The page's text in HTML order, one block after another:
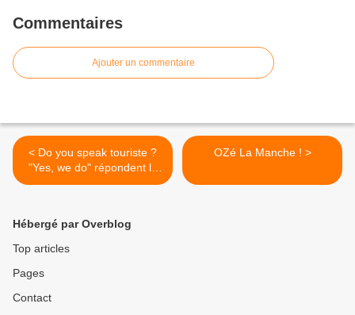
Commentaires
Ajouter un commentaire
< Do you speak touriste ?
"Yes, we do" répondent le
CRT IdF et la CCI Paris IdF
OZé La Manche ! >
Hébergé par Overblog
Top articles
Pages
Contact